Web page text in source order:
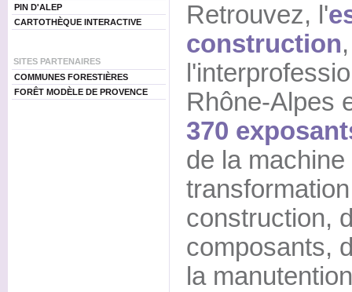
PIN D'ALEP
CARTOTHÈQUE INTERACTIVE
SITES PARTENAIRES
COMMUNES FORESTIÈRES
FORÊT MODÈLE DE PROVENCE
Retrouvez, l'
construction
Rhône-Alpes
370
de la
construction,
composants,
la